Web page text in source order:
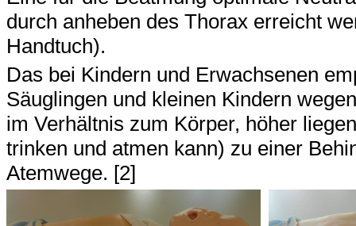
durch anheben des Thorax erreicht
Handtuch).
Das bei Kindern und Erwachsenen
Säuglingen und kleinen Kindern
im Verhältnis zum Körper, höher
trinken und atmen kann) zu einer
Atemwege. [2]